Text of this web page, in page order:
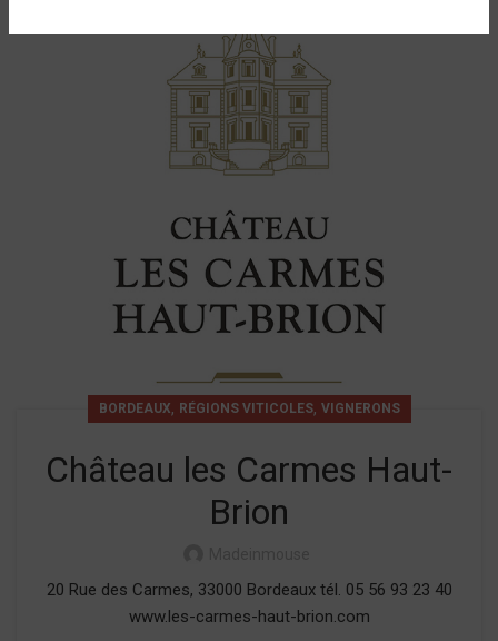
BORDEAUX, RÉGIONS VITICOLES, VIGNERONS
Château les Carmes Haut-
Brion
20 Rue des Carmes, 33000 Bordeaux tél. 05 56 93 23 40
www.les-carmes-haut-brion.com